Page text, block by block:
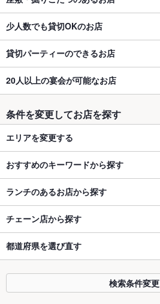
少人数でも貸切OKのお店
貸切パーティーのできるお店
20人以上の宴会が可能なお店
条件を変更してお店を探す
エリアを変更する
おすすめのキーワードから探す
ランチのあるお店から探す
チェーン店から探す
都道府県を選び直す
検索条件変更